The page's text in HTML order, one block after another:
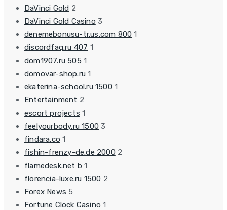
DaVinci Gold 2
DaVinci Gold Casino 3
denemebonusu-tr.us.com 800 1
discordfaq.ru 407 1
dom1907.ru 505 1
domovar-shop.ru 1
ekaterina-school.ru 1500 1
Entertainment 2
escort projects 1
feelyourbody.ru 1500 3
findara.co 1
fishin-frenzy-de.de 2000 2
flamedesk.net b 1
florencia-luxe.ru 1500 2
Forex News 5
Fortune Clock Casino 1